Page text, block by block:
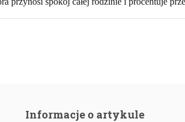
Informacje o artykule